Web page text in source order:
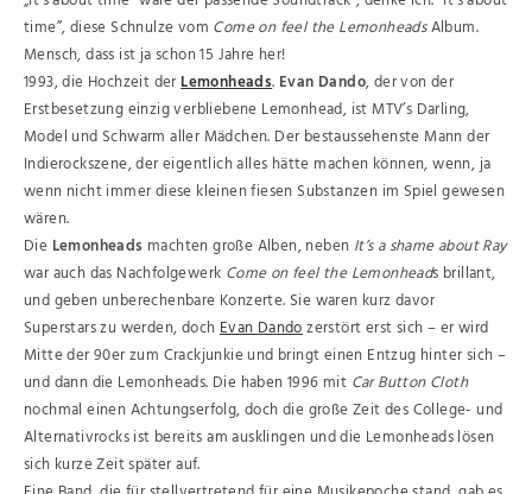
time”, diese Schnulze vom Come on feel the LemonheadsAlbum.
Mensch, dass ist ja schon 15 Jahre her!
1993, die Hochzeit derLemonheads. Evan Dando, der von der
Erstbesetzung einzig verbliebene Lemonhead, ist MTV’s Darling,
Model und Schwarm aller Mädchen. Der bestaussehenste Mann der
Indierockszene, der eigentlich alles hätte machen können, wenn, ja
wenn nicht immer diese kleinen fiesen Substanzen im Spiel gewesen
wären.
Die Lemonheads machten große Alben, neben It’s a shame about Ray
war auch das Nachfolgewerk Come on feel the Lemonheads brillant,
und geben unberechenbare Konzerte. Sie waren kurz davor
Superstars zu werden, dochEvan Dandozerstört erst sich – er wird
Mitte der 90er zum Crackjunkie und bringt einen Entzug hinter sich –
und dann die Lemonheads. Die haben 1996 mit Car Button Cloth
nochmal einen Achtungserfolg, doch die große Zeit des College- und
Alternativrocks ist bereits am ausklingen und die Lemonheads lösen
sich kurze Zeit später auf.